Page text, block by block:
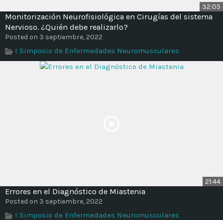
32:05
Monitorización Neurofisiológica en Cirugías del sistema
Nervioso. ¿Quién debe realizarlo?
Posted on 3 septiembre, 2022
I Simposio de Enfermedades Neuromusculares
21:44
Errores en el Diagnóstico de Miastenia
Posted on 3 septiembre, 2022
I Simposio de Enfermedades Neuromusculares